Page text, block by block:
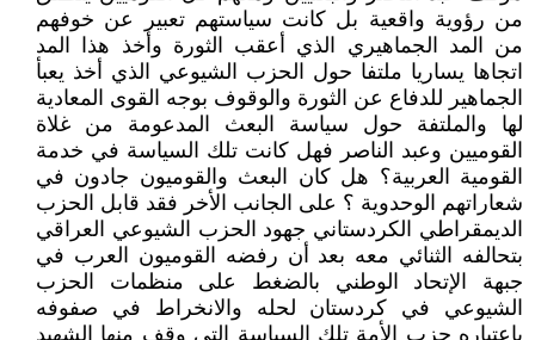
من رؤوية واقعية بل كانت سياستهم تعبير عن خوفهم
من المد الجماهيري الذي أعقب الثورة وأخذ هذا المد
اتجاها يساريا ملتفا حول الحزب الشيوعي الذي أخذ يعبأ
الجماهير للدفاع عن الثورة والوقوف بوجه القوى المعادية
لها والملتفة حول سياسة البعث المدعومة من غلاة
القوميين وعبد الناصر فهل كانت تلك السياسة في خدمة
القومية العربية؟ هل كان البعث والقوميون جادون في
شعاراتهم الوحدوية ؟ على الجانب الأخر فقد قابل الحزب
الديمقراطي الكردستاني جهود الحزب الشيوعي العراقي
بتحالفه الثنائي معه بعد أن رفضه القوميون العرب في
جبهة الإتحاد الوطني بالضغط على منظمات الحزب
الشيوعي في كردستان لحله والانخراط في صفوفه
باعتباره حزب الأمة تلك السياسة التي وقف منها الشهيد